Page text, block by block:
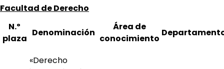
Facultad de Derecho
N.º
plaza
Denominación
Área de
conocimiento
«Derecho